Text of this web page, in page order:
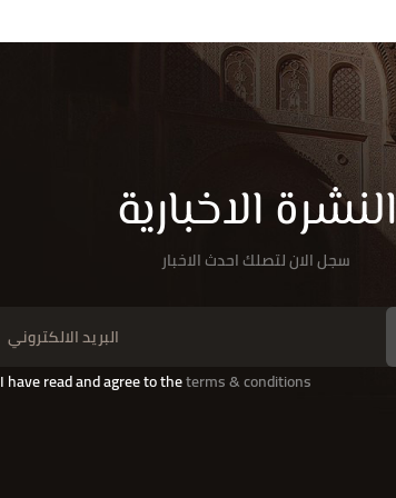
النشرة الاخبارية
سجل الان لتصلك احدث الاخبار
I have read and agree to theterms & conditions